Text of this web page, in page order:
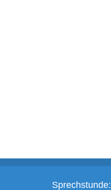
Sprechstunde: